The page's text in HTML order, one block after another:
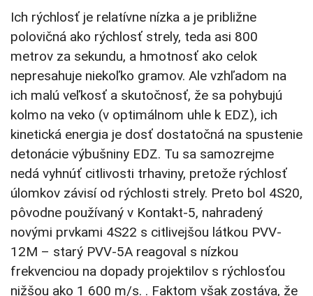
Ich rýchlosť je relatívne nízka a je približne
polovičná ako rýchlosť strely, teda asi 800
metrov za sekundu, a hmotnosť ako celok
nepresahuje niekoľko gramov. Ale vzhľadom na
ich malú veľkosť a skutočnosť, že sa pohybujú
kolmo na veko (v optimálnom uhle k EDZ), ich
kinetická energia je dosť dostatočná na spustenie
detonácie výbušniny EDZ. Tu sa samozrejme
nedá vyhnúť citlivosti trhaviny, pretože rýchlosť
úlomkov závisí od rýchlosti strely. Preto bol 4S20,
pôvodne používaný v Kontakt-5, nahradený
novými prvkami 4S22 s citlivejšou látkou PVV-
12M – starý PVV-5A reagoval s nízkou
frekvenciou na dopady projektilov s rýchlosťou
nižšou ako 1 600 m/s. . Faktom však zostáva, že